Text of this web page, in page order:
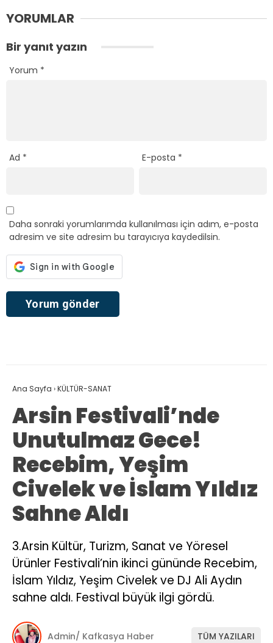
YORUMLAR
Bir yanıt yazın
Yorum *
Ad * E-posta *
Daha sonraki yorumlarımda kullanılması için adım, e-posta
adresim ve site adresim bu tarayıcıya kaydedilsin.
Ana Sayfa ›KÜLTÜR-SANAT
Arsin Festivali’nde
Unutulmaz Gece!
Recebim, Yeşim
Civelek ve İslam Yıldız
Sahne Aldı
3.Arsin Kültür, Turizm, Sanat ve Yöresel
Ürünler Festivali’nin ikinci gününde Recebim,
İslam Yıldız, Yeşim Civelek ve DJ Ali Aydın
sahne aldı. Festival büyük ilgi gördü.
Admin/ Kafkasya Haber TÜM YAZILARI